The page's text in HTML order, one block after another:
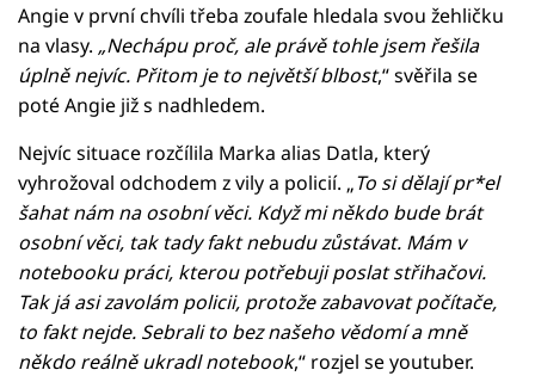
Angie v první chvíli třeba zoufale hledala svou žehličku
na vlasy. „Nechápu proč, ale právě tohle jsem řešila
úplně nejvíc. Přitom je to největší blbost,“ svěřila se
poté Angie již s nadhledem.
Nejvíc situace rozčílila Marka alias Datla, který
vyhrožoval odchodem z vily a policií. „To si dělají pr*el
šahat nám na osobní věci. Když mi někdo bude brát
osobní věci, tak tady fakt nebudu zůstávat. Mám v
notebooku práci, kterou potřebuji poslat střihačovi.
Tak já asi zavolám policii, protože zabavovat počítače,
to fakt nejde. Sebrali to bez našeho vědomí a mně
někdo reálně ukradl notebook,“ rozjel se youtuber.